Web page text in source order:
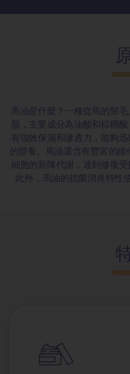
馬油是什麼？一種從馬的鬃毛
脂，主要成分為油酸和棕櫚
有強效保濕和滲透力，能夠
的營養。馬油還含有豐富的
細胞的新陳代謝，達到修復受
此外，馬油的抗菌消炎特性